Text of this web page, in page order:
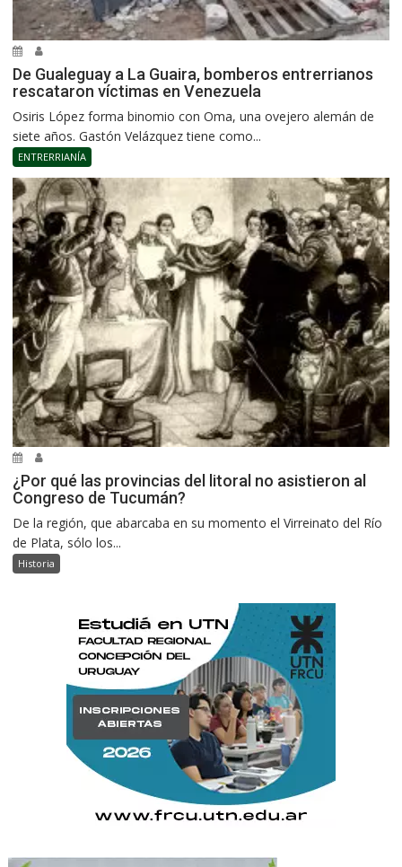
De Gualeguay a La Guaira, bomberos entrerrianos
rescataron víctimas en Venezuela
Osiris López forma binomio con Oma, una ovejero alemán de
siete años. Gastón Velázquez tiene como...
ENTRERRIANÍA
¿Por qué las provincias del litoral no asistieron al
Congreso de Tucumán?
De la región, que abarcaba en su momento el Virreinato del Río
de Plata, sólo los...
Historia